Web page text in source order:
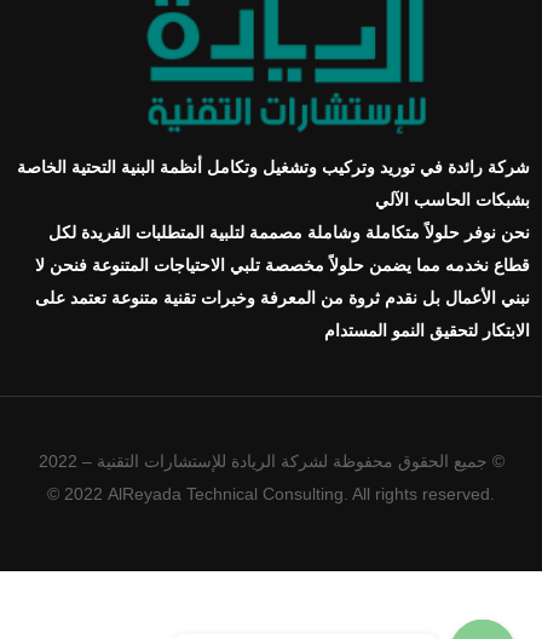
شركة رائدة في توريد وتركيب وتشغيل وتكامل أنظمة البنية التحتية الخاصة
بشبكات الحاسب الآلي
نحن نوفر حلولاً متكاملة وشاملة مصممة لتلبية المتطلبات الفريدة لكل
قطاع نخدمه مما يضمن حلولاً مخصصة تلبي الاحتياجات المتنوعة فنحن لا
نبني الأعمال بل نقدم ثروة من المعرفة وخبرات تقنية متنوعة تعتمد على
الابتكار لتحقيق النمو المستدام
© جميع الحقوق محفوظة لشركة الريادة للإستشارات التقنية – 2022
© 2022 AlReyada Technical Consulting. All rights reserved.